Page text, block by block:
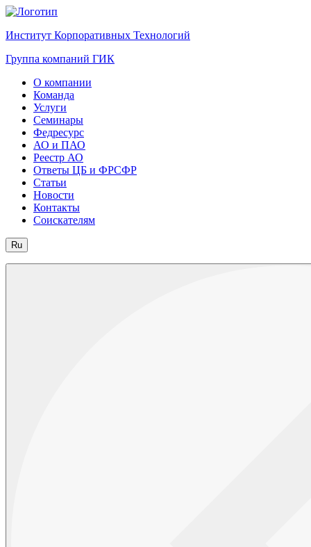
Институт Корпоративных Технологий
Группа компаний ГИК
О компании
Команда
Услуги
Семинары
Федресурс
АО и ПАО
Реестр АО
Ответы ЦБ и ФРСФР
Статьи
Новости
Контакты
Соискателям
Ru